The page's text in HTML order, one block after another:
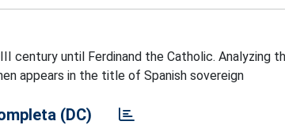
until Ferdinand the Catholic. Analyzing
appears in the title of Spanish sovereign
(DC)